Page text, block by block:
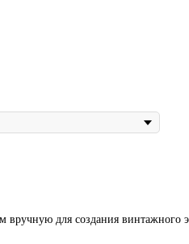
вручную для создания винтажного